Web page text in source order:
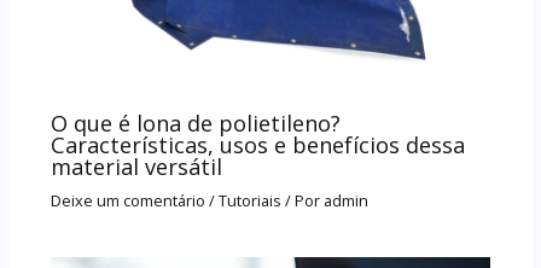
O que é lona de polietileno?
Características, usos e benefícios dessa
material versátil
Deixe um comentário /Tutoriais / Por admin